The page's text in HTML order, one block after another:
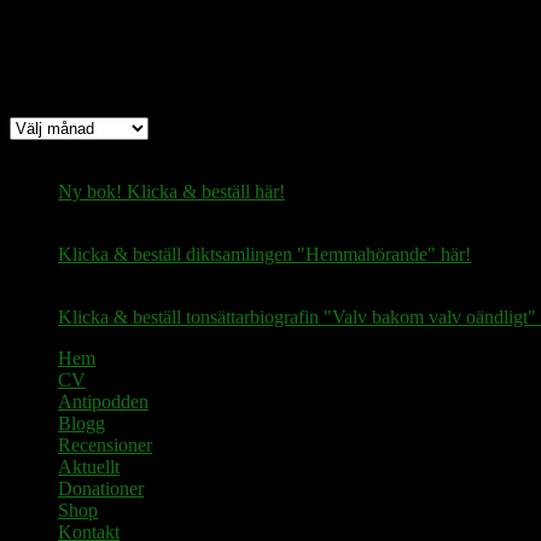
Arkiv
Ny bok! Klicka & beställ här!
Klicka & beställ diktsamlingen "Hemmahörande" här!
Klicka & beställ tonsättarbiografin "Valv bakom valv oändligt"
Hem
CV
Antipodden
Blogg
Recensioner
Aktuellt
Donationer
Shop
Kontakt